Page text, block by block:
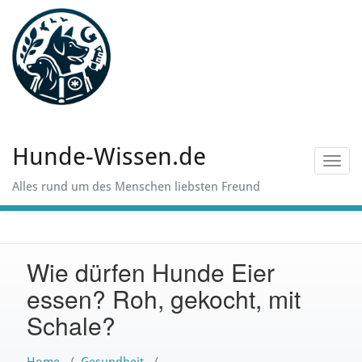
content
Hunde-Wissen.de
Alles rund um des Menschen liebsten Freund
Wie dürfen Hunde Eier
essen? Roh, gekocht, mit
Schale?